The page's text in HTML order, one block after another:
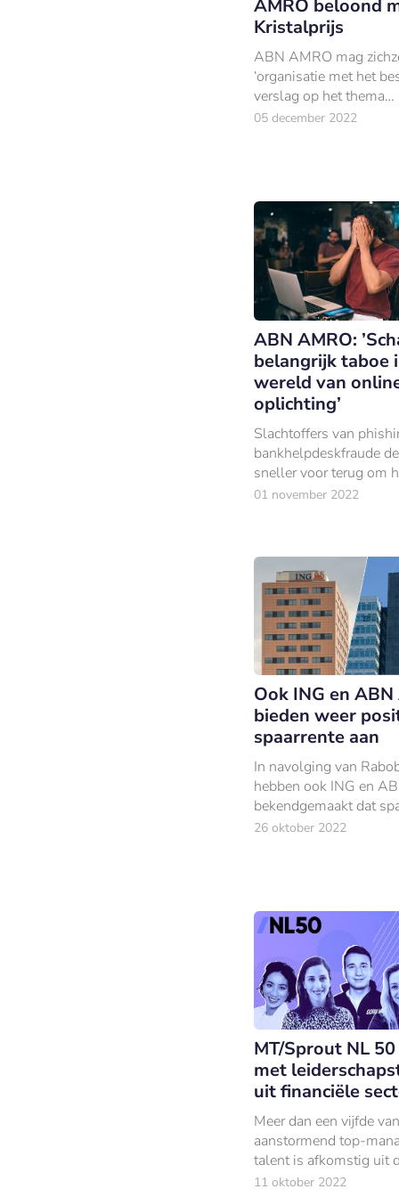
AMRO beloond
Kristalprijs
ABN AMRO mag
‘organisatie met het
verslag op het thema
mensenrechten 2022’
05 december 2022
ABN AMRO:
belangrijk taboe
wereld van
oplichting’
Slachtoffers van
bankhelpdeskfraude
sneller voor terug om
verhaal te delen dan
01 november 2022
Ook ING en ABN
bieden weer
spaarrente aan
In navolging van
hebben ook ING en
bekendgemaakt dat
binnenkort weer rente
26 oktober 2022
MT/Sprout NL
met
uit financiële
Meer dan een vijfde
aanstormend top-
talent is afkomstig uit
financiële sector.
11 oktober 2022